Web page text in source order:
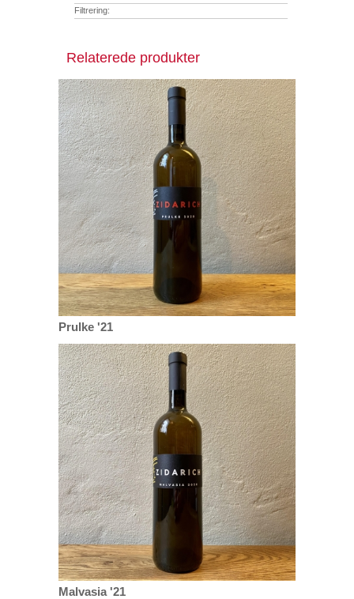
Filtrering:
Relaterede produkter
Prulke '21
Malvasia '21